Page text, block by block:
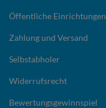
Öffentliche Einrichtungen
Zahlung und Versand
Selbstabholer
Widerrufsrecht
Bewertungsgewinnspiel